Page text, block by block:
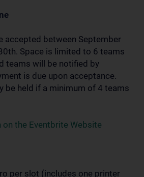
accepted between September
Space is limited to 6 teams
teams will be notified by
is due upon acceptance.
be held if a minimum of 4 teams
the Eventbrite Website
per slot (includes one printer